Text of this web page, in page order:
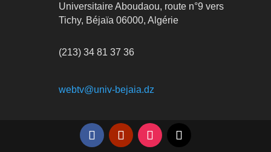
Universitaire Aboudaou, route n°9 vers
Tichy, Béjaïa 06000, Algérie
(213) 34 81 37 36
webtv@univ-bejaia.dz